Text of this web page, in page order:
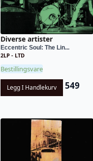
Diverse artister
Eccentric Soul: The Lin...
2LP - LTD
Bestillingsvare
Legg I Handlekurv 549